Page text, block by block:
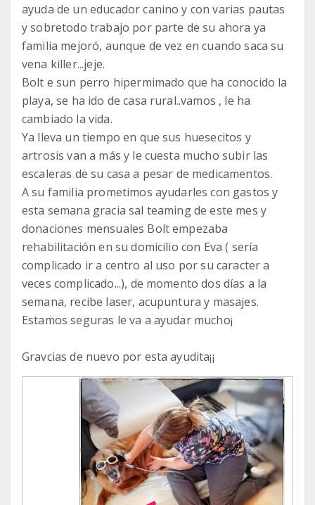
ayuda de un educador canino y con varias pautas
y sobretodo trabajo por parte de su ahora ya
familia mejoró, aunque de vez en cuando saca su
vena killer...jeje.
Bolt e sun perro hipermimado que ha conocido la
playa, se ha ido de casa rural..vamos , le ha
cambiado la vida.
Ya lleva un tiempo en que sus huesecitos y
artrosis van a más y le cuesta mucho subir las
escaleras de su casa a pesar de medicamentos.
A su familia prometimos ayudarles con gastos y
esta semana gracia sal teaming de este mes y
donaciones mensuales Bolt empezaba
rehabilitación en su domicilio con Eva ( sería
complicado ir a centro al uso por su caracter a
veces complicado...), de momento dos días a la
semana, recibe laser, acupuntura y masajes.
Estamos seguras le va a ayudar mucho¡
Gravcias de nuevo por esta ayudita¡¡